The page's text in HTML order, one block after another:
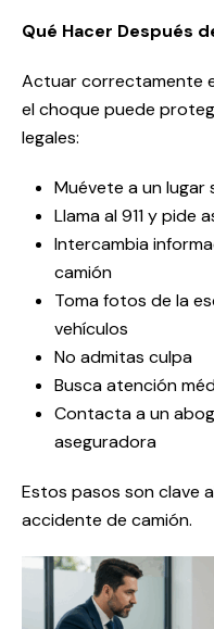
Qué Hacer Después
Actuar correctamente
el choque puede
legales:
Muévete a un lugar
Llama al 911 y pide
Intercambia
camión
Toma fotos de la
vehículos
No admitas culpa
Busca atención
Contacta a un
aseguradora
Estos pasos son clave
accidente de camión.